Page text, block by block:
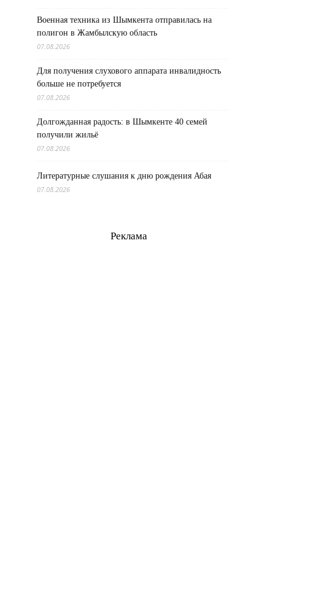
Военная техника из Шымкента отправилась на
полигон в Жамбылскую область
07.08.2026
Для получения слухового аппарата инвалидность
больше не потребуется
07.08.2026
Долгожданная радость: в Шымкенте 40 семей
получили жильё
07.08.2026
Литературные слушания к дню рождения Абая
07.08.2026
Реклама